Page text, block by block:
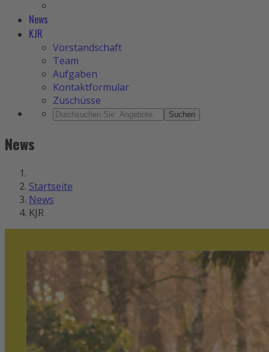
News
KJR
Vorstandschaft
Team
Aufgaben
Kontaktformular
Zuschüsse
Suchen
News
Startseite
News
KJR